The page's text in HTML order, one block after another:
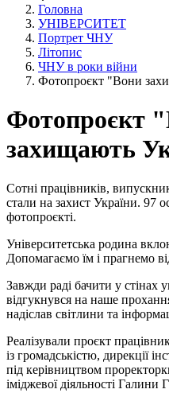
Головна
УНІВЕРСИТЕТ
Портрет ЧНУ
Літопис
ЧНУ в роки війни
Фотопроєкт "Вони
Фотопроєкт
захищають
Сотні працівників,
стали на захист України. 97
фотопроєкті.
Університетська родина
Допомагаємо їм і прагнемо
Завжди раді бачити у стінах
відгукнувся на наше
надіслав світлини та
Реалізували проєкт
із громадськістю, дирекції
під керівництвом
іміджевої діяльності Галини